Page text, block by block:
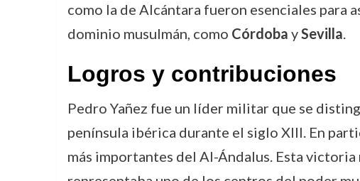
como la de Alcántara fueron esenciales para
dominio musulmán, como Córdoba ySevilla.
Logros y contribuciones
Pedro Yañez fue un líder militar que se
península ibérica durante el siglo XIII. En
más importantes del Al-Ándalus. Esta